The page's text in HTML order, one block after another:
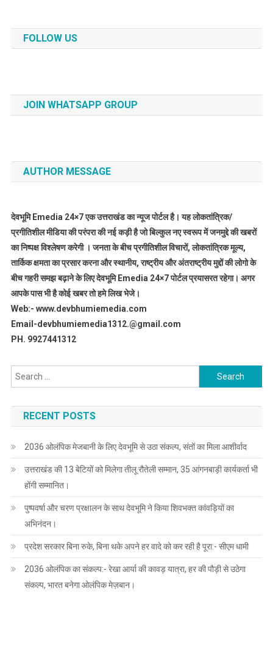
FOLLOW US
JOIN WHATSAPP GROUP
AUTHOR MESSAGE
देवभूमि Emedia 24×7 एक उत्तराखंड का न्यूज पोर्टल है। यह लोकतांत्रिक/
प्रगीतिशील मीडिया की परंपरा की नई कड़ी है जो बिल्कुल नए स्वरूप में जनमुद्दे की खबरों
का निष्पक्ष विश्लेषण करेगी । जनता के बीच प्रगीतिशील विचारों, लोकतांत्रिक मूल्य,
तार्किक क्षमता का प्रसार करना और स्थानीय, राष्ट्रीय और अंतराष्ट्रीय मुद्दों की लोगो के
बीच गहरी समझ बढ़ाने के लिए देवभूमि Emedia 24×7 पोर्टल प्रयासरत रहेगा। अगर
आपके पास भी है कोई खबर तो हमे लिख भेजे।
Web:- www.devbhumiemedia.com
Email-devbhumiemedia1312.@gmail.com
PH. 9927441312
Search
for:
RECENT POSTS
2036 ओलंपिक मेजबानी के लिए देवभूमि से उठा संकल्प, संतों का मिला आशीर्वाद
उत्तराखंड की 13 बेटियों को मिलेगा तीलू रौतेली सम्मान, 35 आंगनबाड़ी कार्यकर्ता भी
होंगी सम्मानित।
पुष्पवर्षा और चरण प्रक्षालन के साथ देवभूमि ने किया शिवभक्त कांवड़ियों का
अभिनंदन।
प्रदेश सरकार बिना रुके, बिना थके अपने हर वादे को कर रही है पूरा:- सीएम धामी
2036 ओलंपिक का संकल्प:- रेखा आर्या की कावड़ यात्रा, हर की पौड़ी से उठेगा
संकल्प, भारत बनेगा ओलंपिक मेज़बान।